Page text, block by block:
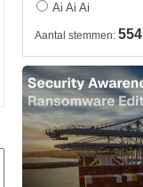
Ai Ai Ai
Aantal stemmen: 554